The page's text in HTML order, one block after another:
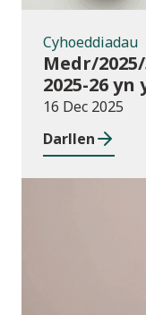
Cyhoeddiadau
Medr/
2025-26
gyfer
seiliedig
16 Dec 2025
Darllen